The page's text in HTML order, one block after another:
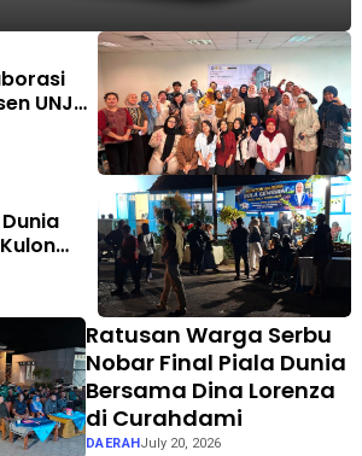
UNJ
AudriaRatusan Warga Serbu
Nobar Final Piala Dunia
Bersama Dina Lorenza
di Curahdami
DAERAH July 20, 2026